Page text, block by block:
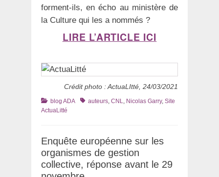
forment-ils, en écho au ministère de
la Culture qui les a nommés ?
LIRE L’ARTICLE ICI
Crédit photo : ActuaLItté, 24/03/2021
Catégories
blog ADA Tagsauteurs CNL Nicolas Garry, Site
ActuaLitté
Enquête européenne sur les
organismes de gestion
collective, réponse avant le 29